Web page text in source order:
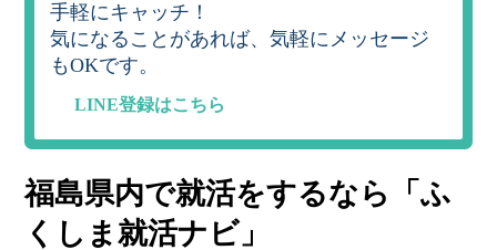
手軽にキャッチ！
気になることがあれば、気軽にメッセージ
もOKです。
LINE登録はこちら
福島県内で就活をするなら「ふ
くしま就活ナビ」